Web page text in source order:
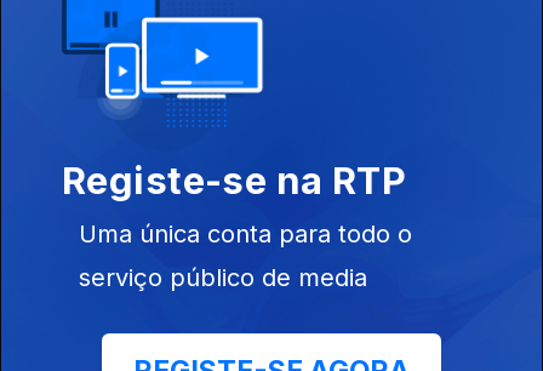
Registe-se na RTP
Uma única conta para todo o
serviço público de media